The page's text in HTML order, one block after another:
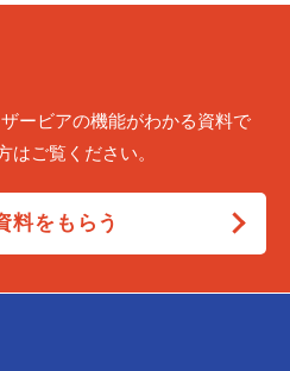
ービアの機能がわかる資料で
はご覧ください。
料をもらう